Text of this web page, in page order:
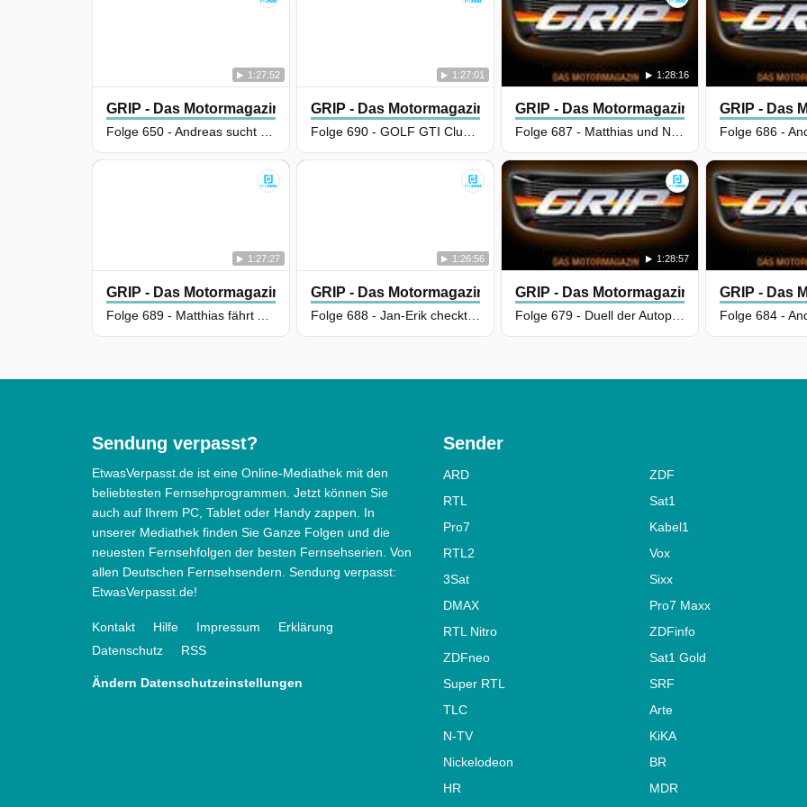
1:27:52
GRIP - Das Motormagazin
1:27:01
GRIP - Das Motormagazin
1:27:27
GRIP - Das Motormagazin
1:26:56
GRIP - Das Motormagazin
1:28:16
GRIP - Das Motormagazin GRIP - Das
1:28:57
GRIP - Das Motormagazin GRIP - Das
Sendung verpasst?
EtwasVerpasst.de ist eine Online-Mediathek mit den
beliebtesten Fernsehprogrammen. Jetzt können Sie
auch auf Ihrem PC, Tablet oder Handy zappen. In
unserer Mediathek finden Sie Ganze Folgen und die
neuesten Fernsehfolgen der besten Fernsehserien. Von
allen Deutschen Fernsehsendern. Sendung verpasst:
EtwasVerpasst.de!
Kontakt Hilfe Impressum
Erklärung
Datenschutz
RSS
Ändern Datenschutzeinstellungen
Sender
ARD
ZDF
RTL
Sat1
Pro7
Kabel1
RTL2
Vox
3Sat
Sixx
DMAX
Pro7 Maxx
RTL Nitro
ZDFinfo
ZDFneo
Sat1 Gold
Super RTL
SRF
TLC
Arte
N-TV
KiKA
Nickelodeon
BR
HR
MDR